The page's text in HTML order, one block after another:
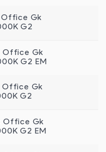
Office Gk
G2
Office Gk
G2 EM
Office Gk
G2
Office Gk
G2 EM